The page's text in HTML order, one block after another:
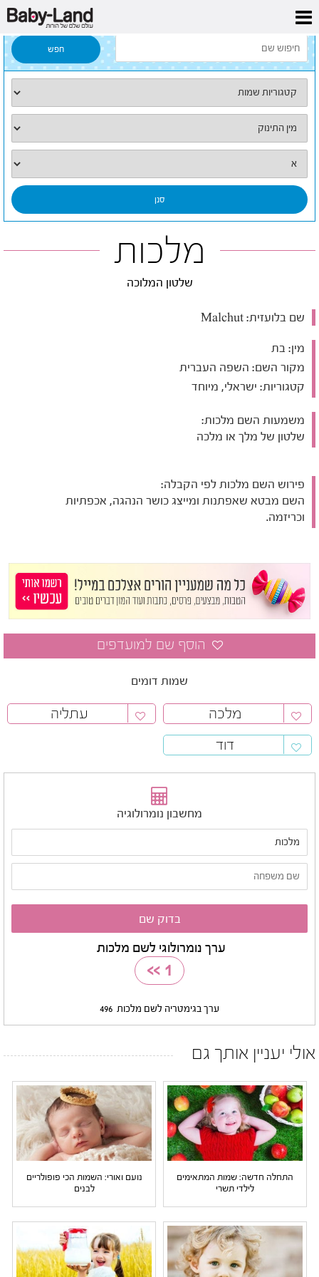
דף הבית
מלכות
שלטון המלוכה
שם בלועזית:
מין: בת
מקור השם: השפה העברית
קטגוריות: ישראלי, מיוחד
משמעות השם מלכות:
שלטון של מלך או מלכה
פירוש השם מלכות לפי הקבלה:
השם מבטא שאפתנות ומייצג כושר הנהגה, אכפתיות
וכריזמה.
שמות דומים
מלכה
עתליה
דוד
מחשבון נומרולוגיה
ערך נומרולוגי לשם מלכות
1
>>
ערך בגימטריה לשם מלכות 496
אולי יעניין אותך גם
התחלה חדשה: שמות המתאימים
לילדי תשרי
נועם ואורי: השמות הכי פופולריים
לבנים